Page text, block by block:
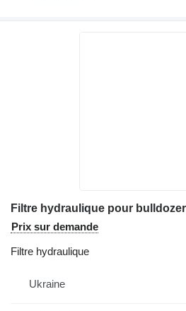
Filtre hydraulique pour
Prix sur demande
Filtre hydraulique
Ukraine